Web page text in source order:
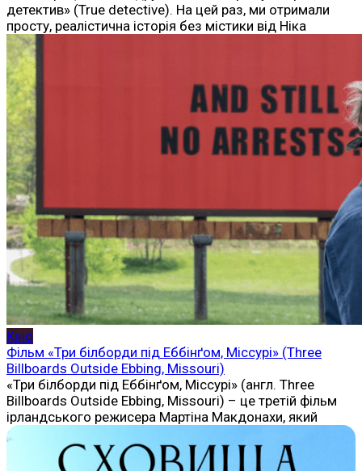
детектив» (True detective). На цей раз, ми отримали
просту, реалістична історія без містики від Ніка
Кіно
Фільм «Три білборди під Еббінґом, Міссурі» (Three
Billboards Outside Ebbing, Missouri)
«Три білборди під Еббінґом, Міссурі» (англ. Three
Billboards Outside Ebbing, Missouri) – це третій фільм
ірландського режисера Мартіна Макдонахи, який